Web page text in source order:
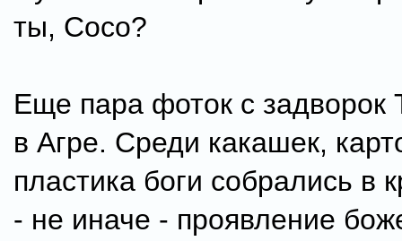
ты, Coco?
Еще пара фоток с
в Агре. Среди какашек,
пластика боги собрались в
- не иначе - проявление